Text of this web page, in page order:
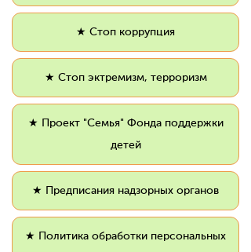
★ Стоп коррупция
★ Стоп эктремизм, терроризм
★ Проект "Семья" Фонда поддержки
детей
★ Предписания надзорных органов
★ Политика обработки персональных